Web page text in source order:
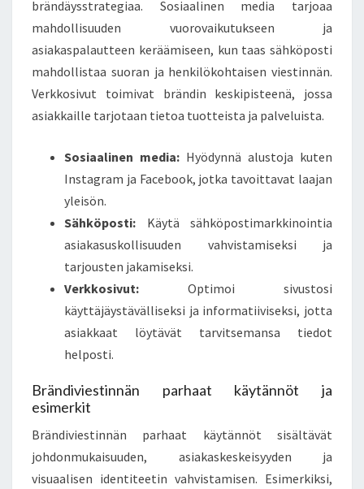
brändäysstrategiaa. Sosiaalinen media tarjoaa
mahdollisuuden vuorovaikutukseen ja
asiakaspalautteen keräämiseen, kun taas sähköposti
mahdollistaa suoran ja henkilökohtaisen viestinnän.
Verkkosivut toimivat brändin keskipisteenä, jossa
asiakkaille tarjotaan tietoa tuotteista ja palveluista.
Sosiaalinen media: Hyödynnä alustoja kuten
Instagram ja Facebook, jotka tavoittavat laajan
yleisön.
Sähköposti: Käytä sähköpostimarkkinointia
asiakasuskollisuuden vahvistamiseksi ja
tarjousten jakamiseksi.
Verkkosivut: Optimoi sivustosi
käyttäjäystävälliseksi ja informatiiviseksi, jotta
asiakkaat löytävät tarvitsemansa tiedot
helposti.
Brändiviestinnän parhaat käytännöt ja
esimerkit
Brändiviestinnän parhaat käytännöt sisältävät
johdonmukaisuuden, asiakaskeskeisyyden ja
visuaalisen identiteetin vahvistamisen. Esimerkiksi,